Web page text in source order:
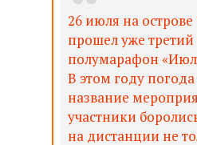
26 июля на
прошел уже третий
полумарафон
В этом году
название
участники
на дистанции не